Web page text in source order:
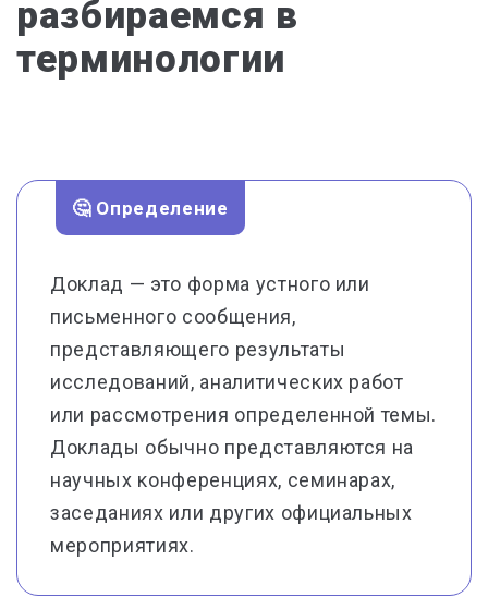
разбираемся в
терминологии
🤔 Определение
Доклад — это форма устного или
письменного сообщения,
представляющего результаты
исследований, аналитических работ
или рассмотрения определенной темы.
Доклады обычно представляются на
научных конференциях, семинарах,
заседаниях или других официальных
мероприятиях.